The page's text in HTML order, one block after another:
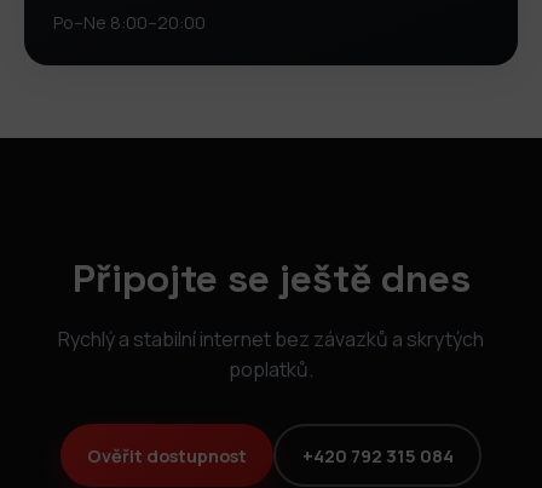
Po–Ne 8:00–20:00
Připojte se ještě dnes
Rychlý a stabilní internet bez závazků a skrytých
poplatků.
Ověřit dostupnost +420 792 315 084